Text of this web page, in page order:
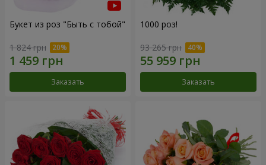
Букет из роз "Быть с тобой"
1 824 грн
Заказать
1000 роз!
93 265 грн
Заказать